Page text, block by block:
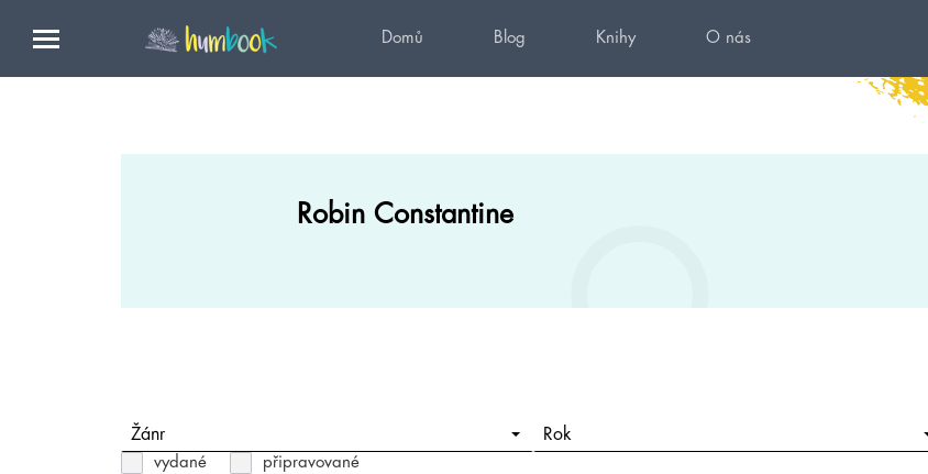
Domů Blog Knihy O nás
Robin Constantine
Žánr Rok
vydané připravované